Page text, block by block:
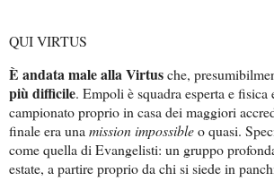
QUI VIRTUS
È andata male alla Virtusche,
più difficile. Empoli è squadra esperta e fisica
campionato proprio in casa dei maggiori
finale era unamission impossibleo quasi.
come quella di Evangelisti: un gruppo
estate, a partire proprio da chi si siede in